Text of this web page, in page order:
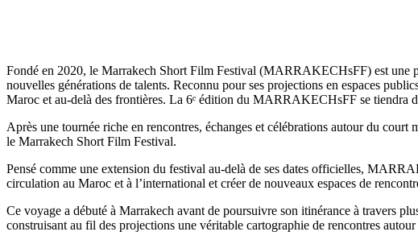
Fondé en 2020, le Marrakech Short Film Festival (MARRAKECHsFF) est une
nouvelles générations de talents. Reconnu pour ses projections en espaces
Maroc et au-delà des frontières. La 6ᵉ édition du MARRAKECHsFF se tiendra
Après une tournée riche en rencontres, échanges et célébrations autour du
le Marrakech Short Film Festival.
Pensé comme une extension du festival au-delà de ses dates officielles,
circulation au Maroc et à l’international et créer de nouveaux espaces de
Ce voyage a débuté à Marrakech avant de poursuivre son itinérance à travers
construisant au fil des projections une véritable cartographie de rencontres